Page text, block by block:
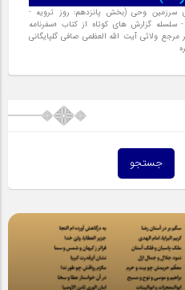
سرزمین وحی (بخش پانزدهم: روز ترویه -
سلسله گزارش های کوتاه از کتاب «سفرنامه
مرجع ولائی آیت الله العظمی صافی گلپایگانی